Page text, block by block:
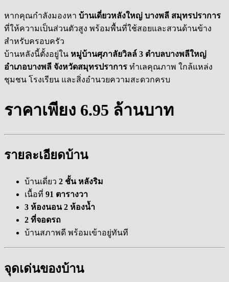
หากคุณกำลังมองหา บ้านเดี่ยวหลังใหญ่ บางพลี สมุทรปราการ
ที่ให้ความเป็นส่วนตัวสูง พร้อมพื้นที่ใช้สอยและสวนด้านข้าง
สำหรับครอบครัว
บ้านหลังนี้ตั้งอยู่ใน หมู่บ้านศุภาลัยวิลล์ 3 ตำบลบางพลีใหญ่
อำเภอบางพลี จังหวัดสมุทรปราการ ทำเลคุณภาพ ใกล้แหล่ง
ชุมชน โรงเรียน และสิ่งอำนวยความสะดวกครบ
ราคาเพียง 6.95 ล้านบาท
รายละเอียดบ้าน
บ้านเดี่ยว 2 ชั้น หลังริม
เนื้อที่ 91 ตารางวา
3 ห้องนอน 2 ห้องน้ำ
2 ที่จอดรถ
บ้านสภาพดี พร้อมเข้าอยู่ทันที
จุดเด่นของบ้าน